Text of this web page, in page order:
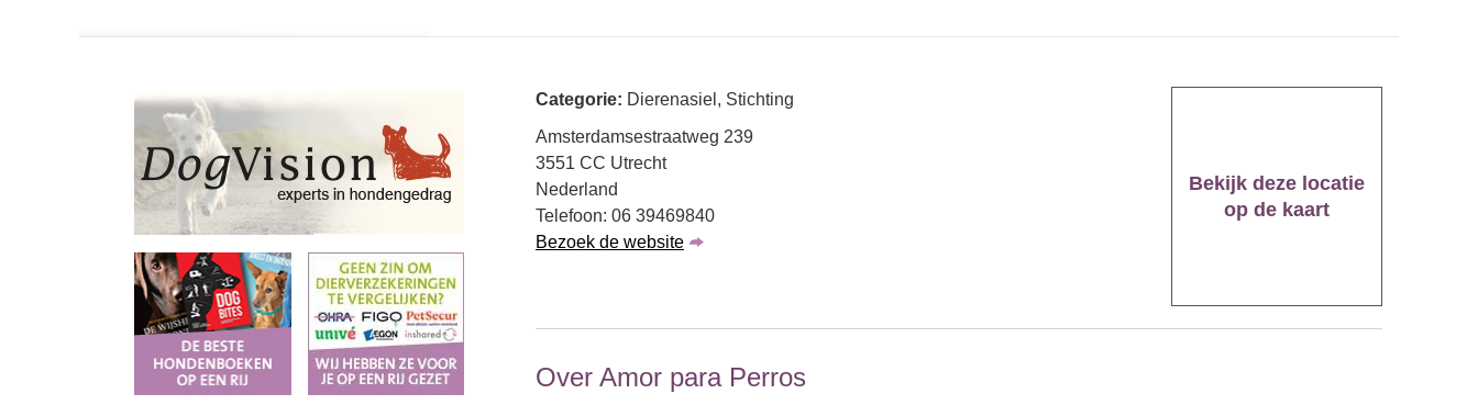
Categorie: Dierenasiel, Stichting
Amsterdamsestraatweg 239
3551 CC Utrecht
Nederland
Telefoon: 06 39469840
Bezoek de website
Bekijk deze locatie
op de kaart
Over Amor para Perros